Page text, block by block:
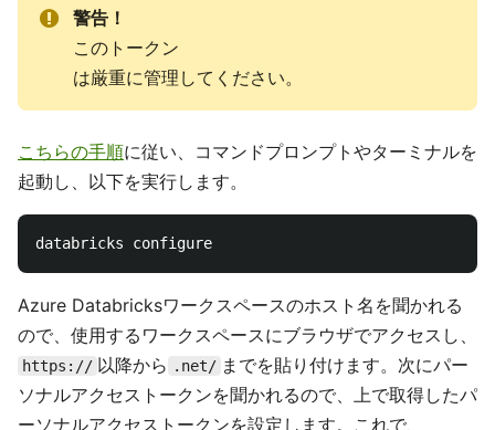
警告！
このトークン
は厳重に管理してください。
こちらの手順に従い、コマンドプロンプトやターミナルを
起動し、以下を実行します。
Azure Databricksワークスペースのホスト名を聞かれる
ので、使用するワークスペースにブラウザでアクセスし、
https:// 以降から .net/ までを貼り付けます。次にパー
ソナルアクセストークンを聞かれるので、上で取得したパ
ーソナルアクセストークンを設定します。これで、